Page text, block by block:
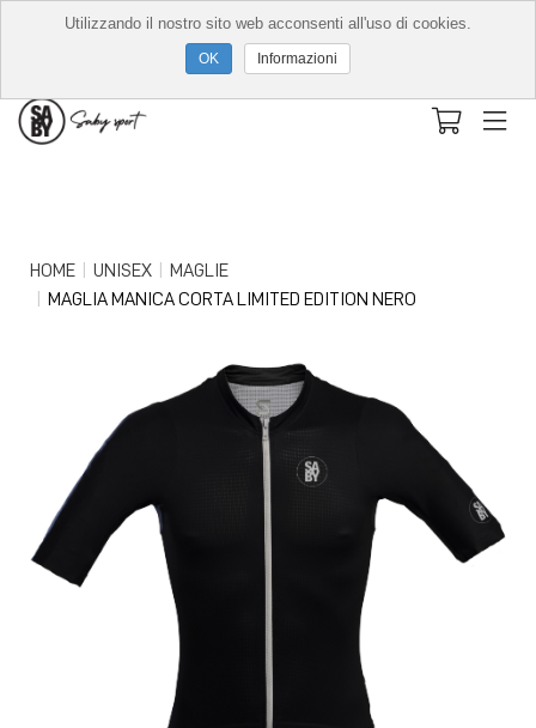
HOME UNISEX
MAGLIE
MAGLIA MANICA CORTA LIMITED EDITION NERO
Utilizzando il nostro sito web acconsenti all'uso di cookies.
Informazioni